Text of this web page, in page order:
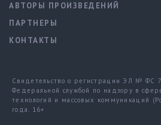
АВТОРЫ ПРОИЗВЕДЕНИЙ
ПАРТНЕРЫ
КОНТАКТЫ
Свидетельство о регистрации ЭЛ № ФС
Федеральной службой по надзору в
технологий и массовых коммуникаций
года. 16+